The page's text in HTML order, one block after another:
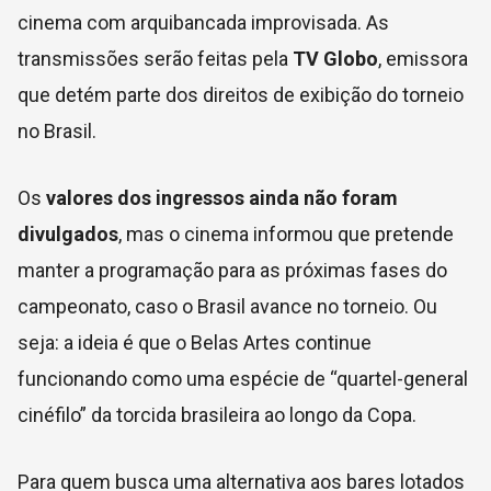
cinema com arquibancada improvisada. As
transmissões serão feitas pela TV Globo, emissora
que detém parte dos direitos de exibição do torneio
no Brasil.
Os valores dos ingressos ainda não foram
divulgados, mas o cinema informou que pretende
manter a programação para as próximas fases do
campeonato, caso o Brasil avance no torneio. Ou
seja: a ideia é que o Belas Artes continue
funcionando como uma espécie de “quartel-general
cinéfilo” da torcida brasileira ao longo da Copa.
Para quem busca uma alternativa aos bares lotados